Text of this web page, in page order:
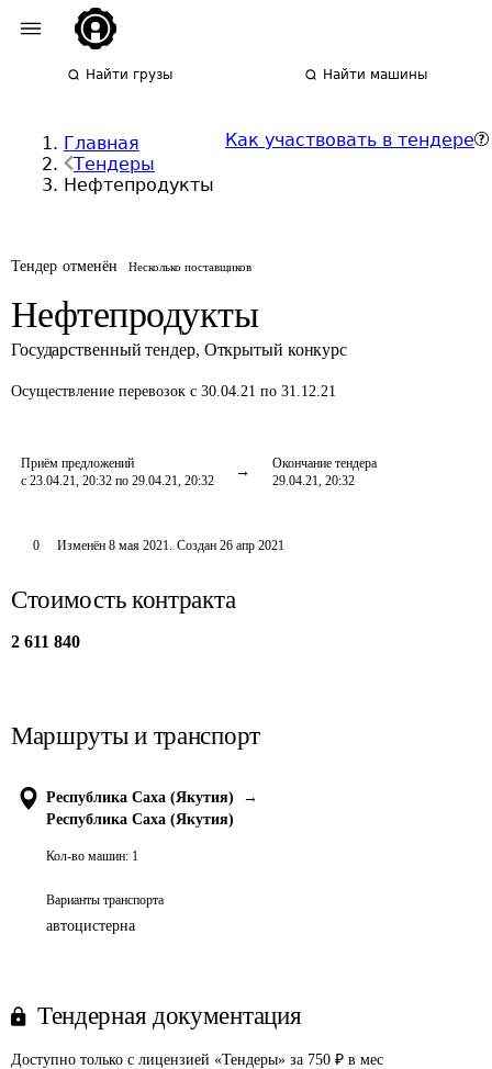
Найти грузы Найти машины
Главная
Тендеры
Нефтепродукты
Как участвовать в тендере
Тендер отменён Несколько поставщиков
Нефтепродукты
Государственный тендер, Открытый конкурс
Осуществление перевозок с 30.04.21 по 31.12.21
Приём предложений
с 23.04.21, 20:32 по 29.04.21, 20:32
Окончание тендера
29.04.21, 20:32
0 Изменён 8 мая 2021. Создан 26 апр 2021
Стоимость контракта
2 611 840
Маршруты и транспорт
Республика Саха (Якутия)
→
Республика Саха (Якутия)
Кол-во машин: 1
Варианты транспорта
автоцистерна
Тендерная документация
Доступно только с лицензией «Тендеры» за 750 ₽ в мес